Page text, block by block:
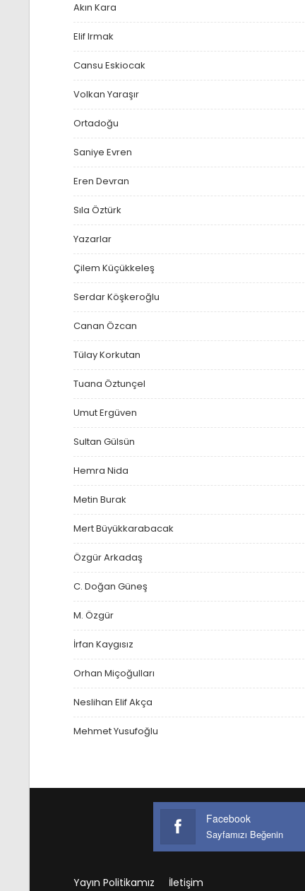
Akın Kara
Elif Irmak
Cansu Eskiocak
Volkan Yaraşır
Ortadoğu
Saniye Evren
Eren Devran
Sıla Öztürk
Yazarlar
Çilem Küçükkeleş
Serdar Köşkeroğlu
Canan Özcan
Tülay Korkutan
Tuana Öztunçel
Umut Ergüven
Sultan Gülsün
Hemra Nida
Metin Burak
Mert Büyükkarabacak
Özgür Arkadaş
C. Doğan Güneş
M. Özgür
İrfan Kaygısız
Orhan Miçoğulları
Neslihan Elif Akça
Mehmet Yusufoğlu
Facebook
Sayfamızı Beğenin
Yayın Politikamız İletişim